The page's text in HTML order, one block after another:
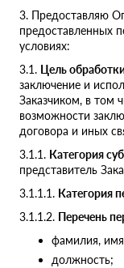
3. Предоставляю
предоставленных
условиях:
3.1. Цель
заключение и
Заказчиком, в том
возможности
договора и иных
3.1.1. Категория
представитель
3.1.1.1. Категория
3.1.1.2. Перечень
фамилия,
должность;